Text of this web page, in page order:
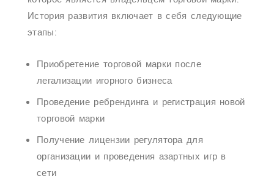
История развития включает в себя следующие
этапы:
Приобретение торговой марки после
легализации игорного бизнеса
Проведение ребрендинга и регистрация новой
торговой марки
Получение лицензии регулятора для
организации и проведения азартных игр в
сети